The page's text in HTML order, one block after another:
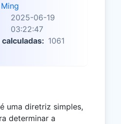
Ming
2025-06-19
03:22:47
1061
uma diretriz simples,
determinar a